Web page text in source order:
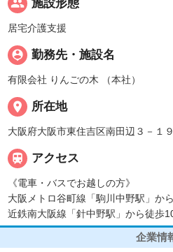
people 施設形態
居宅介護支援
person_pin 勤務先・施設名
有限会社 りんごの木 （本社）
place 所在地
大阪府大阪市東住吉区南田辺３－１
 アクセス
《電車・バスでお越しの方》
大阪メトロ谷町線「駒川中野駅」か
近鉄南大阪線「針中野駅」から徒歩
企業情